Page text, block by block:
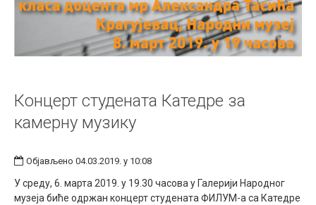
Концерт студената Катедре за
камерну музику
Објављено 04.03.2019. у 10:08
У среду, 6. марта 2019. у 19.30 часова у Галерији Народног
музеја биће одржан концерт студената ФИЛУМ-а са Катедре